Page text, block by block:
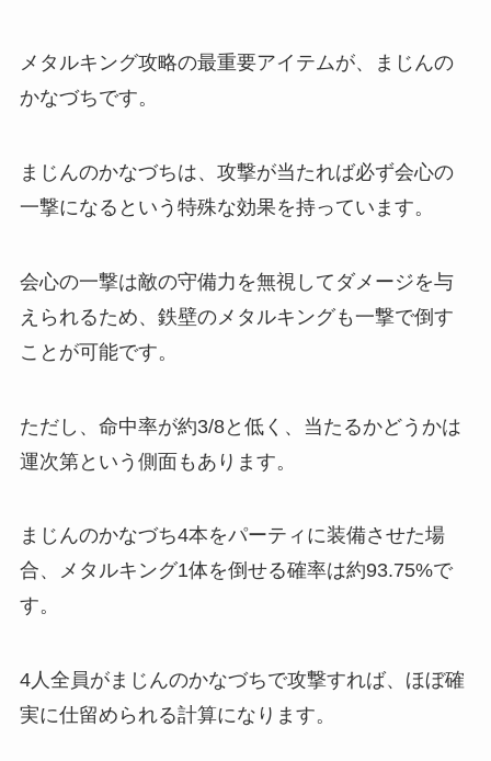
メタルキング攻略の最重要アイテムが、まじんの
かなづちです。
まじんのかなづちは、攻撃が当たれば必ず会心の
一撃になるという特殊な効果を持っています。
会心の一撃は敵の守備力を無視してダメージを与
えられるため、鉄壁のメタルキングも一撃で倒す
ことが可能です。
ただし、命中率が約3/8と低く、当たるかどうかは
運次第という側面もあります。
まじんのかなづち4本をパーティに装備させた場
合、メタルキング1体を倒せる確率は約93.75%で
す。
4人全員がまじんのかなづちで攻撃すれば、ほぼ確
実に仕留められる計算になります。